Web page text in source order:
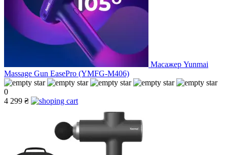
Масажер Yunmai
Massage Gun EasePro (YMFG-M406)
0
4 299 ₴